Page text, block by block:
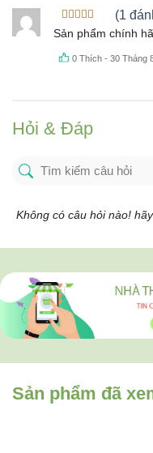
Được xếp
hạng55
sao
(1
Sản phẩm chính
0 Thích -30 Tháng
Hỏi & Đáp
Không có câu hỏi nào!
Sản phẩm đã